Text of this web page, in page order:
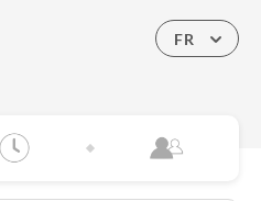
FR